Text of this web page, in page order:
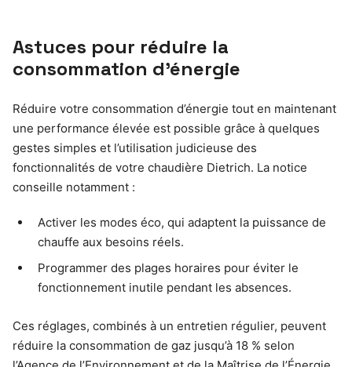
Astuces pour réduire la
consommation d’énergie
Réduire votre consommation d’énergie tout en maintenant
une performance élevée est possible grâce à quelques
gestes simples et l’utilisation judicieuse des
fonctionnalités de votre chaudière Dietrich. La notice
conseille notamment :
Activer les modes éco, qui adaptent la puissance de
chauffe aux besoins réels.
Programmer des plages horaires pour éviter le
fonctionnement inutile pendant les absences.
Ces réglages, combinés à un entretien régulier, peuvent
réduire la consommation de gaz jusqu’à 18 % selon